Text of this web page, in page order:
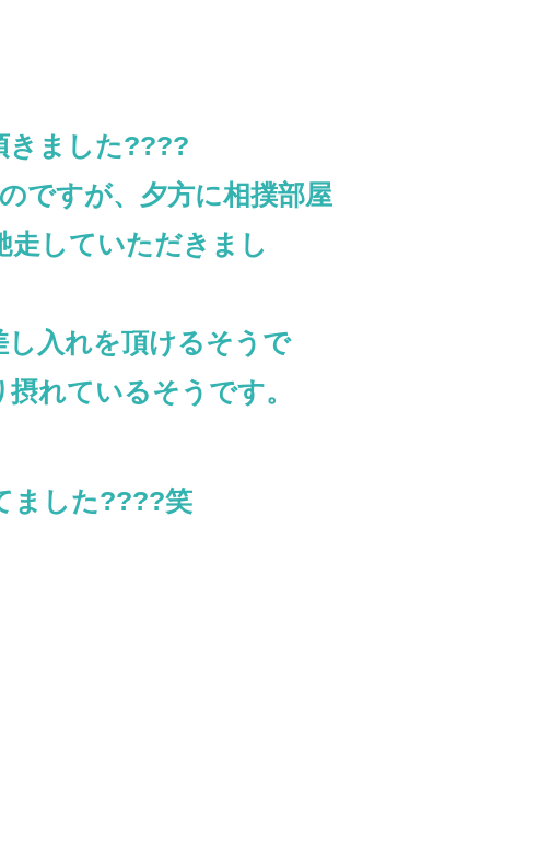
きました????
ですが、夕方に相撲部屋
走していただきまし
入れを頂けるそうで
れているそうです。
ました????笑